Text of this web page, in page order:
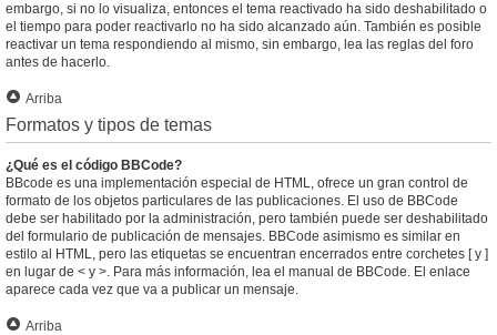
embargo, si no lo visualiza, entonces el tema reactivado ha sido deshabilitado o
el tiempo para poder reactivarlo no ha sido alcanzado aún. También es posible
reactivar un tema respondiendo al mismo, sin embargo, lea las reglas del foro
antes de hacerlo.
Arriba
Formatos y tipos de temas
¿Qué es el código BBCode?
BBcode es una implementación especial de HTML, ofrece un gran control de
formato de los objetos particulares de las publicaciones. El uso de BBCode
debe ser habilitado por la administración, pero también puede ser deshabilitado
del formulario de publicación de mensajes. BBCode asimismo es similar en
estilo al HTML, pero las etiquetas se encuentran encerrados entre corchetes [ y ]
en lugar de < y >. Para más información, lea el manual de BBCode. El enlace
aparece cada vez que va a publicar un mensaje.
Arriba